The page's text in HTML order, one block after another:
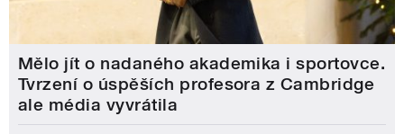
Mělo jít o nadaného akademika i sportovce.
Tvrzení o úspěších profesora z Cambridge
ale média vyvrátila